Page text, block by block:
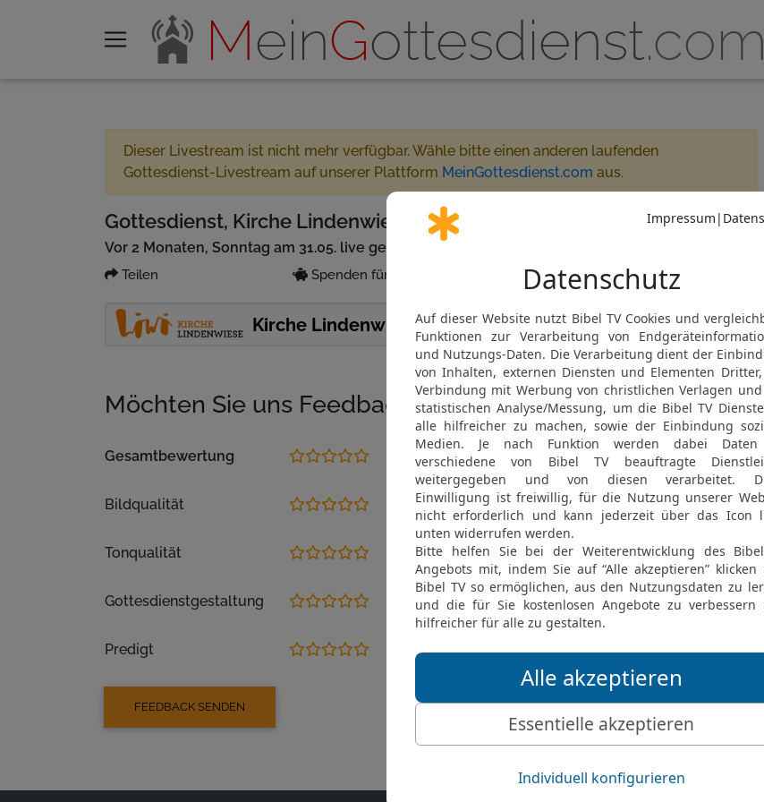
MeinGottesdienst.com
Dieser Livestream ist nicht mehr verfügbar. Wähle bitte einen anderen laufenden
Gottesdienst-Livestream auf unserer Plattform MeinGottesdienst.com aus.
Gottesdienst, Kirche Lindenwiese 10:30 - 12:00
Vor 2 Monaten, Sonntag am 31.05. live gestreamt
Teilen Spenden für Partner oder MeinGottesdienst.com
Kirche Lindenwiese Gemeinde abonnieren
Möchten Sie uns Feedback geben?
Gesamtbewertung
Bildqualität
Tonqualität
Gottesdienstgestaltung
Predigt